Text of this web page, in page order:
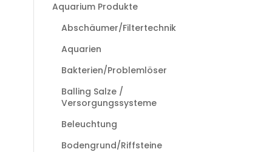
Aquarium Produkte
Abschäumer/Filtertechnik
Aquarien
Bakterien/Problemlöser
Balling Salze /
Versorgungssysteme
Beleuchtung
Bodengrund/Riffsteine